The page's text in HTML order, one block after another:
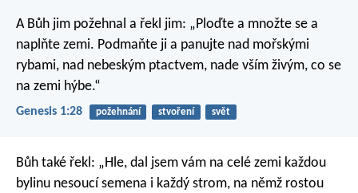
A Bůh jim požehnal a řekl jim: „Ploďte a množte se a
naplňte zemi. Podmaňte ji a panujte nad mořskými
rybami, nad nebeským ptactvem, nade vším živým, co se
na zemi hýbe.“
Genesis 1:28 požehnání stvoření svět
Bůh také řekl: „Hle, dal jsem vám na celé zemi každou
bylinu nesoucí semena i každý strom, na němž rostou